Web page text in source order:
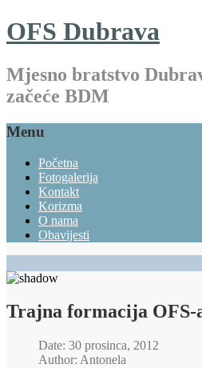
OFS Dubrava
Mjesno bratstvo
začeće BDM
Menu
Početna
Fotogalerija
Kontakt
Korizma
O nama
Obavijesti
Trajna formacija OFS-
Date: 30 prosinca, 2012
Author: Antonela